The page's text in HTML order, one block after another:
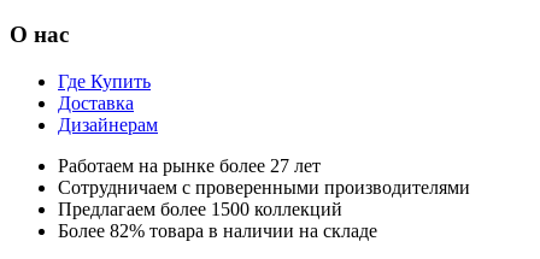
О нас
Где Купить
Доставка
Дизайнерам
Работаем на рынке более 27 лет
Сотрудничаем с проверенными производителями
Предлагаем более 1500 коллекций
Более 82% товара в наличии на складе